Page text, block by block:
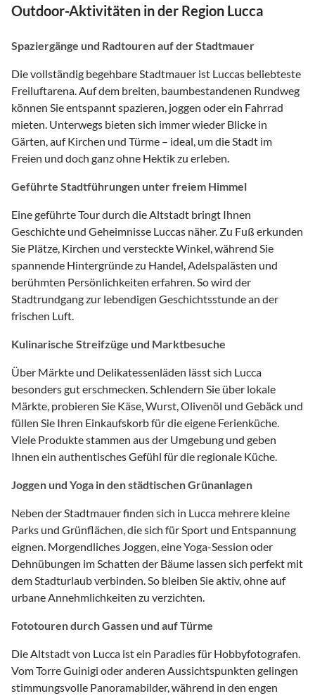
Outdoor-Aktivitäten in der Region Lucca
Spaziergänge und Radtouren auf der Stadtmauer
Die vollständig begehbare Stadtmauer ist Luccas beliebteste
Freiluftarena. Auf dem breiten, baumbestandenen Rundweg
können Sie entspannt spazieren, joggen oder ein Fahrrad
mieten. Unterwegs bieten sich immer wieder Blicke in
Gärten, auf Kirchen und Türme – ideal, um die Stadt im
Freien und doch ganz ohne Hektik zu erleben.
Geführte Stadtführungen unter freiem Himmel
Eine geführte Tour durch die Altstadt bringt Ihnen
Geschichte und Geheimnisse Luccas näher. Zu Fuß erkunden
Sie Plätze, Kirchen und versteckte Winkel, während Sie
spannende Hintergründe zu Handel, Adelspalästen und
berühmten Persönlichkeiten erfahren. So wird der
Stadtrundgang zur lebendigen Geschichtsstunde an der
frischen Luft.
Kulinarische Streifzüge und Marktbesuche
Über Märkte und Delikatessenläden lässt sich Lucca
besonders gut erschmecken. Schlendern Sie über lokale
Märkte, probieren Sie Käse, Wurst, Olivenöl und Gebäck und
füllen Sie Ihren Einkaufskorb für die eigene Ferienküche.
Viele Produkte stammen aus der Umgebung und geben
Ihnen ein authentisches Gefühl für die regionale Küche.
Joggen und Yoga in den städtischen Grünanlagen
Neben der Stadtmauer finden sich in Lucca mehrere kleine
Parks und Grünflächen, die sich für Sport und Entspannung
eignen. Morgendliches Joggen, eine Yoga-Session oder
Dehnübungen im Schatten der Bäume lassen sich perfekt mit
dem Stadturlaub verbinden. So bleiben Sie aktiv, ohne auf
urbane Annehmlichkeiten zu verzichten.
Fototouren durch Gassen und auf Türme
Die Altstadt von Lucca ist ein Paradies für Hobbyfotografen.
Vom Torre Guinigi oder anderen Aussichtspunkten gelingen
stimmungsvolle Panoramabilder, während in den engen